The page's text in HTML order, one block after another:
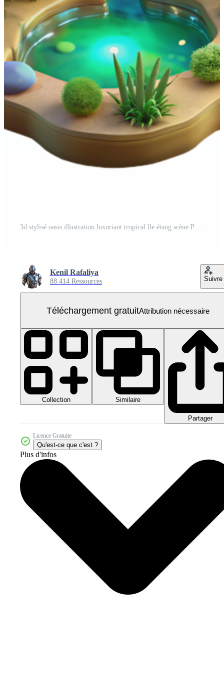
3d stylisé oasis illustration luxuriant tropical île étang scène PNG Gratuit
Kenil Rafaliya
88 414 Ressources Suivre
Téléchargement gratuitAttribution nécessaire
Collection Similaire
Partager
Licence Gratuite
Qu'est-ce que c'est ?
Plus d'infos